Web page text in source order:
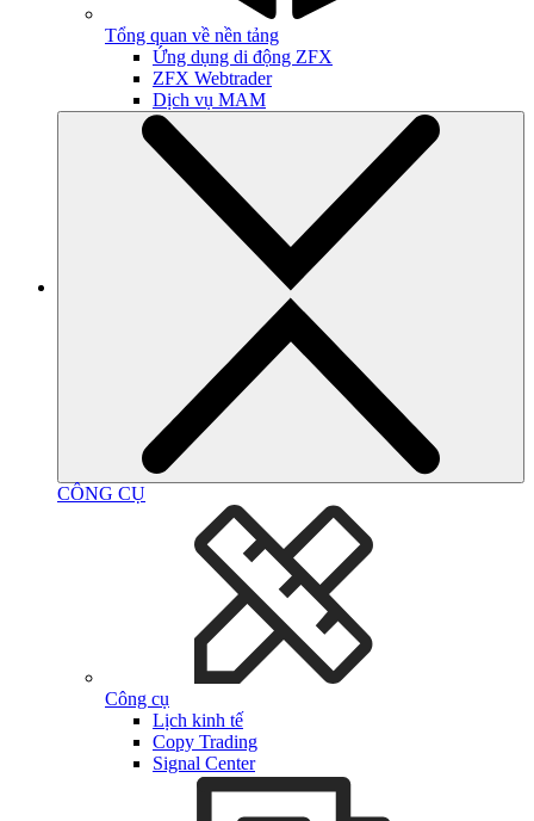
Tổng quan về nền tảng
Ứng dụng di động ZFX
ZFX Webtrader
Dịch vụ MAM
CÔNG CỤ
Công cụ
Lịch kinh tế
Copy Trading
Signal Center